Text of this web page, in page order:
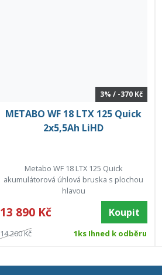
3% / -370 Kč
METABO WF 18 LTX 125 Quick
2x5,5Ah LiHD
Metabo WF 18 LTX 125 Quick
akumulátorová úhlová bruska s plochou
hlavou
13 890 Kč Koupit
14 260 Kč 1ks Ihned k odběru